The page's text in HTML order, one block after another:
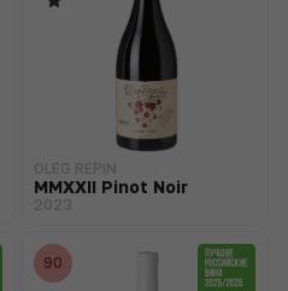
OLEG REPIN
MMXXII Pinot Noir
2023
90